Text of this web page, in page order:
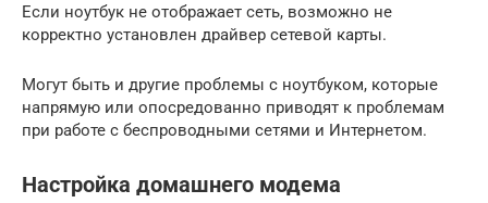
Если ноутбук не отображает сеть, возможно не
корректно установлен драйвер сетевой карты.
Могут быть и другие проблемы с ноутбуком, которые
напрямую или опосредованно приводят к проблемам
при работе с беспроводными сетями и Интернетом.
Настройка домашнего модема